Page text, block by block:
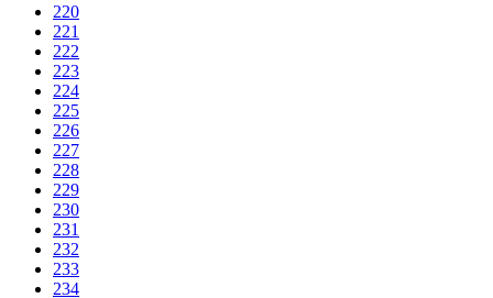
220
221
222
223
224
225
226
227
228
229
230
231
232
233
234